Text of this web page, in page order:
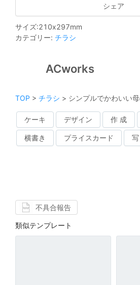
シェア
サイズ:210x297mm
カテゴリー: チラシ
ACworks
TOP > チラシ > シンプルでかわいい
ケーキ デザイン 作 成
横書き プライスカード
不具合報告
類似テンプレート